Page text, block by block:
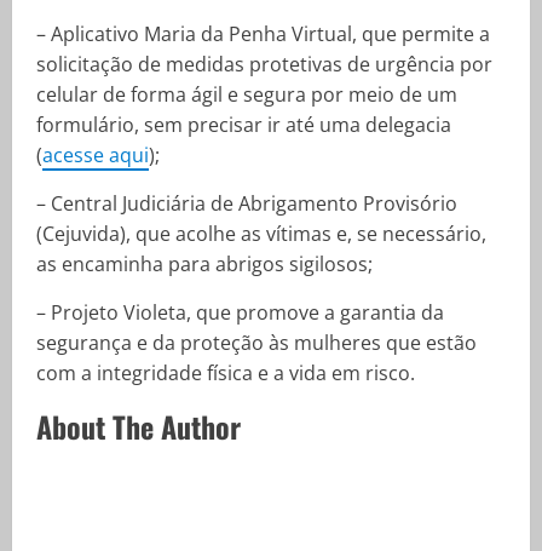
– Aplicativo Maria da Penha Virtual, que permite a
solicitação de medidas protetivas de urgência por
celular de forma ágil e segura por meio de um
formulário, sem precisar ir até uma delegacia
(acesse aqui);
– Central Judiciária de Abrigamento Provisório
(Cejuvida), que acolhe as vítimas e, se necessário,
as encaminha para abrigos sigilosos;
– Projeto Violeta, que promove a garantia da
segurança e da proteção às mulheres que estão
com a integridade física e a vida em risco.
About The Author